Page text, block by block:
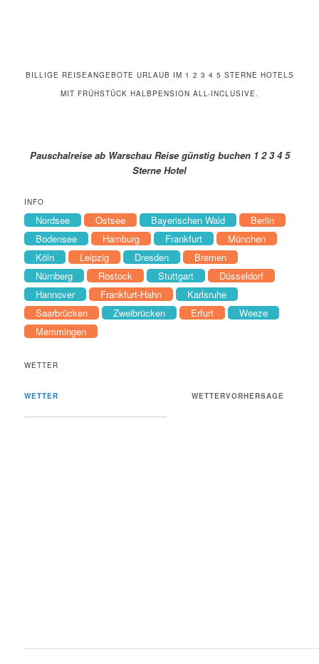
BILLIGE REISEANGEBOTE URLAUB IM 1 2 3 4 5 STERNE HOTELS
MIT FRÜHSTÜCK HALBPENSION ALL-INCLUSIVE.
Pauschalreise ab Warschau Reise günstig buchen 1 2 3 4 5
Sterne Hotel
INFO
Nordsee Ostsee Bayerischen Wald
Berlin
Bodensee
Hamburg Frankfurt
München
Köln
Leipzig Dresden
Bremen
Nürnberg
Rostock Stuttgart
Düsseldorf
Hannover
Frankfurt-Hahn
Karlsruhe
Saarbrücken
Zweibrücken Erfurt
Weeze
Memmingen
WETTER
WETTER WETTERVORHERSAGE